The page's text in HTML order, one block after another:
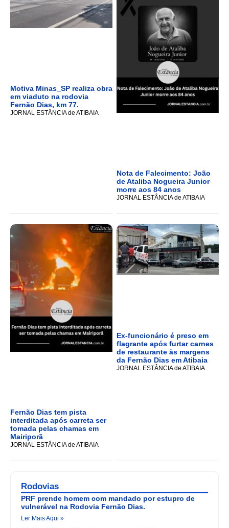
Motiva Minas_SP realiza obra
em viaduto na rodovia
Fernão Dias, km 77.
JORNAL ESTÂNCIA de ATIBAIA
Nota de Falecimento: João
de Ataliba Nogueira Junior
morre aos 84 anos
JORNAL ESTÂNCIA de ATIBAIA
Fernão Dias tem pista
interditada após carreta ser
tomada pelas chamas em
Mairiporã
JORNAL ESTÂNCIA de ATIBAIA
Ex-funcionário é preso em
flagrante após furtar carnes
de restaurante às margens
da Fernão Dias em Atibaia
JORNAL ESTÂNCIA de ATIBAIA
Rodovias
PRF prende homem com mandado por estupro de
vulnerável na Rodovia Fernão Dias.
Ler Mais Aqui »